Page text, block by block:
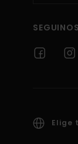
Elige